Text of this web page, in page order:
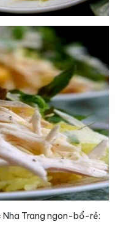
Nha Trang ngon-bổ-rẻ: